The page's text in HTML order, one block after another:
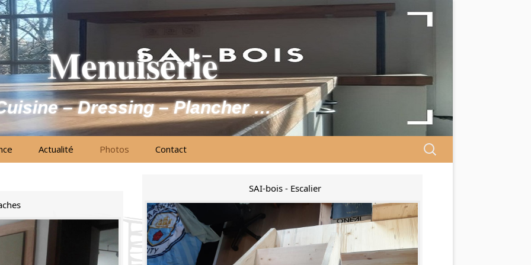
Menuiserie
– Dressing – Plancher …
Actualité Photos Contact
Search
for:
SAI-bois - Escalier